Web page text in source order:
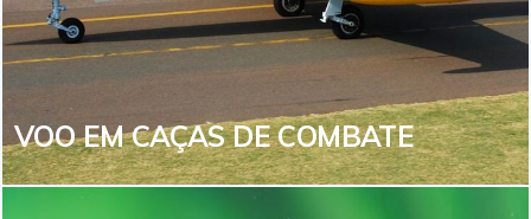
Chuva de Meteoros, um dos momentos mais
inesquecíveis da sua vida?
VEJA MAIS
VOO EM CAÇAS DE COMBATE